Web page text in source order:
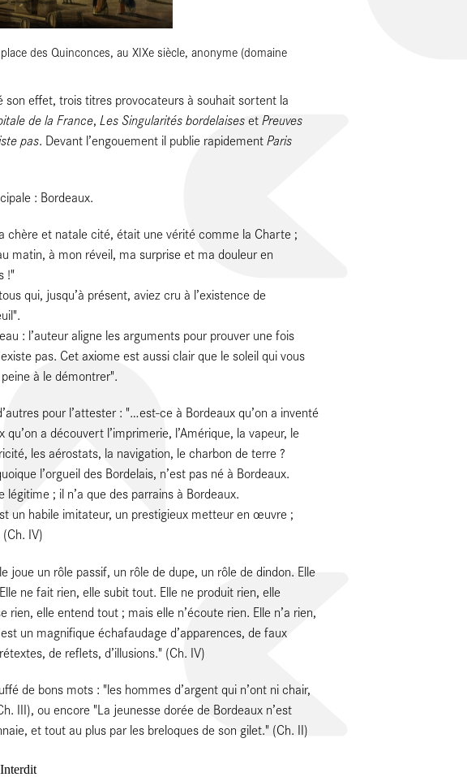
des Quinconces, au XIXe siècle, anonyme (domaine
son effet, trois titres provocateurs à souhait sortent la
de la France, Les Singularités bordelaisesetPreuves
pas. Devant l’engouement il publie rapidementParis
: Bordeaux.
chère et natale cité, était une vérité comme la Charte ;
matin, à mon réveil, ma surprise et ma douleur en
!"
qui, jusqu’à présent, aviez cru à l’existence de
: l’auteur aligne les arguments pour prouver une fois
pas. Cet axiome est aussi clair que le soleil qui vous
à le démontrer".
pour l’attester : "…est-ce à Bordeaux qu’on a inventé
qu’on a découvert l’imprimerie, l’Amérique, la vapeur, le
les aérostats, la navigation, le charbon de terre ?
l’orgueil des Bordelais, n’est pas né à Bordeaux.
légitime ; il n’a que des parrains à Bordeaux.
un habile imitateur, un prestigieux metteur en œuvre ;
IV)
joue un rôle passif, un rôle de dupe, un rôle de dindon. Elle
ne fait rien, elle subit tout. Elle ne produit rien, elle
rien, elle entend tout ; mais elle n’écoute rien. Elle n’a rien,
un magnifique échafaudage d’apparences, de faux
de reflets, d’illusions." (Ch. IV)
de bons mots : "les hommes d’argent qui n’ont ni chair,
III), ou encore "La jeunesse dorée de Bordeaux n’est
et tout au plus par les breloques de son gilet." (Ch. II)